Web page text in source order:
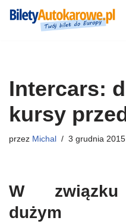
Intercars:
kursy
przez Michal 3 grudnia 2015
W
dużym